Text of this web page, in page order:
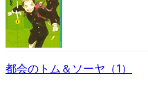
都会のトム＆ソーヤ（1）